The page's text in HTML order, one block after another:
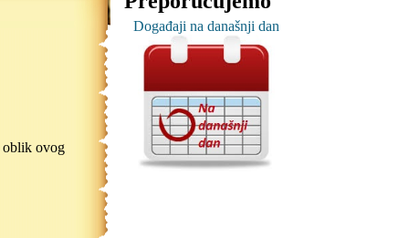
oblik ovog
Događaji na današnji dan